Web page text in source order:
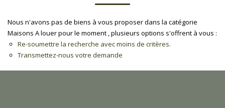
ACHETER
ESTIMATION
Plus de critères Créer une alerte
Nous n'avons pas de biens à vous proposer dans la catégorie
Maisons A louer pour le moment , plusieurs options s'offrent à vous :
Re-soumettre la recherche avec moins de critères.
Transmettez-nous votre demande